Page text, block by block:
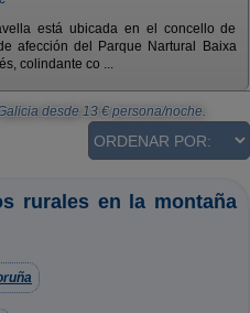
está ubicada en el concello de
afección del Parque Nartural Baixa
colindante co ...
desde 13€ persona/noche.
rurales en la montaña